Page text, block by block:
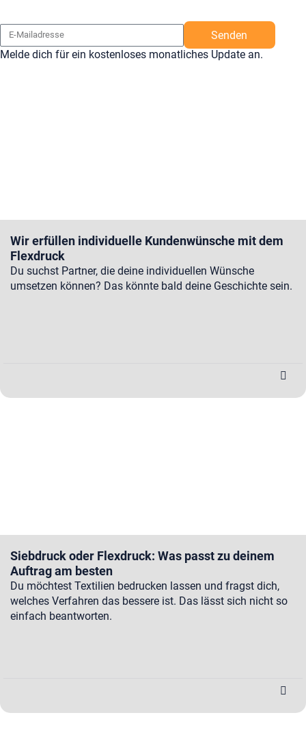
Senden
Melde dich für ein kostenloses monatliches Update an.
Wir erfüllen individuelle Kundenwünsche mit dem
Flexdruck
Du suchst Partner, die deine individuellen Wünsche
umsetzen können? Das könnte bald deine Geschichte sein.
Siebdruck oder Flexdruck: Was passt zu deinem
Auftrag am besten
Du möchtest Textilien bedrucken lassen und fragst dich,
welches Verfahren das bessere ist. Das lässt sich nicht so
einfach beantworten.